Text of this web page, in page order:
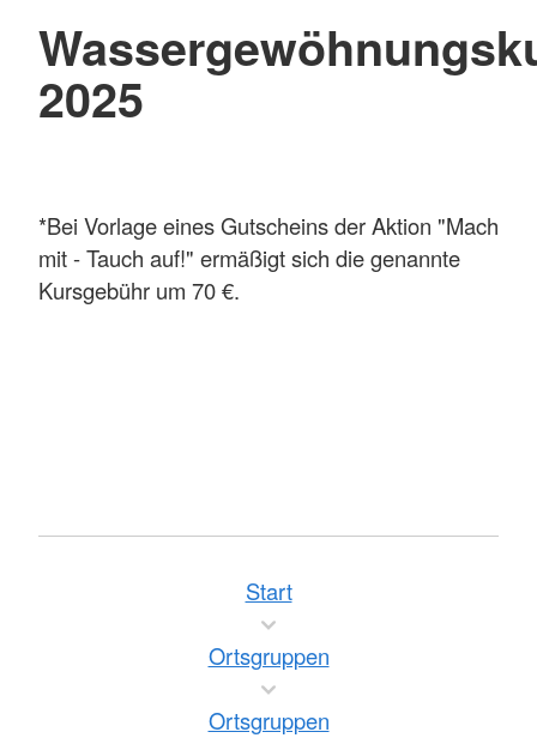
2025
*Bei Vorlage eines Gutscheins der Aktion "Mach
mit - Tauch auf!" ermäßigt sich die genannte
Kursgebühr um 70 €.
Start
Ortsgruppen
Ortsgruppen